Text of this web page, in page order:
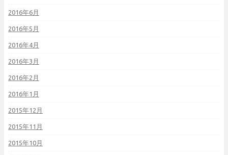
2016年6月
2016年5月
2016年4月
2016年3月
2016年2月
2016年1月
2015年12月
2015年11月
2015年10月